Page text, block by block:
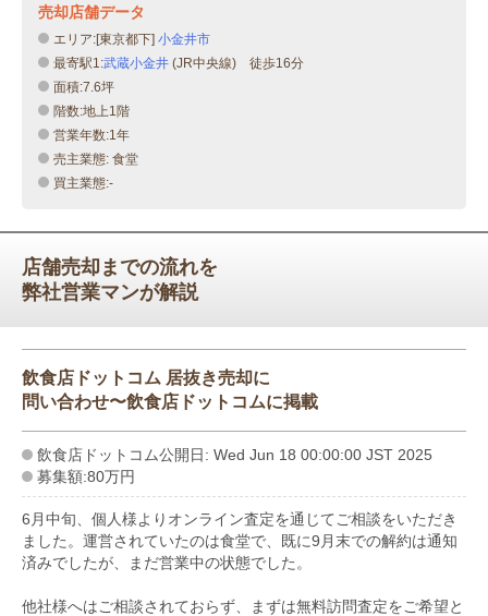
売却店舗データ
エリア:[東京都下] 小金井市
最寄駅1:武蔵小金井 (JR中央線) 徒歩16分
面積:7.6坪
階数:地上1階
営業年数:1年
売主業態: 食堂
買主業態:-
店舗売却までの流れを
弊社営業マンが解説
飲食店ドットコム 居抜き売却に
問い合わせ〜飲食店ドットコムに掲載
飲食店ドットコム公開日: Wed Jun 18 00:00:00 JST 2025
募集額:80万円
6月中旬、個人様よりオンライン査定を通じてご相談をいただき
ました。運営されていたのは食堂で、既に9月末での解約は通知
済みでしたが、まだ営業中の状態でした。
他社様へはご相談されておらず、まずは無料訪問査定をご希望と